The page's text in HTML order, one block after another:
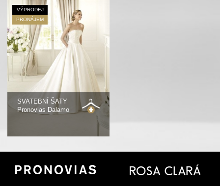
VÝPRODEJ
PRONÁJEM
SVATEBNÍ ŠATY
Pronovias Dalamo